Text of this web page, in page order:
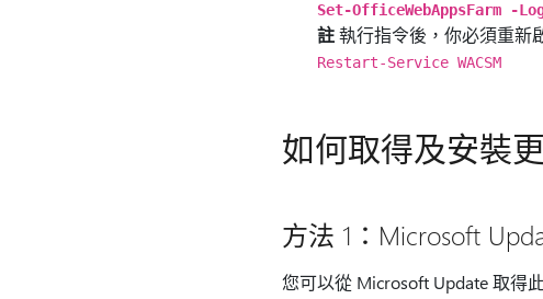
Set-OfficeWebAppsFarm -
註執行指令後，你必須重新
Restart-Service WACSM
如何取得及安裝
方法 1：Microsoft
您可以從 Microsoft Update 取得